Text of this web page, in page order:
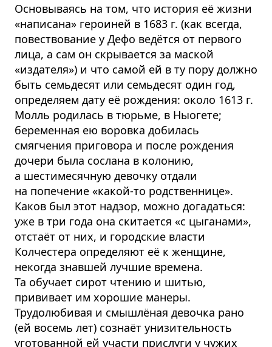
Основываясь на том, что история её жизни
«написана» героиней в 1683 г. (как всегда,
повествование у Дефо ведётся от первого
лица, а сам он скрывается за маской
«издателя») и что самой ей в ту пору должно
быть семьдесят или семьдесят один год,
определяем дату её рождения: около 1613 г.
Молль родилась в тюрьме, в Ныогете;
беременная ею воровка добилась
смягчения приговора и после рождения
дочери была сослана в колонию,
а шестимесячную девочку отдали
на попечение «какой-то родственнице».
Каков был этот надзор, можно догадаться:
уже в три года она скитается «с цыганами»,
отстаёт от них, и городские власти
Колчестера определяют её к женщине,
некогда знавшей лучшие времена.
Та обучает сирот чтению и шитью,
прививает им хорошие манеры.
Трудолюбивая и смышлёная девочка рано
(ей восемь лет) сознаёт унизительность
уготованной ей участи прислуги у чужих